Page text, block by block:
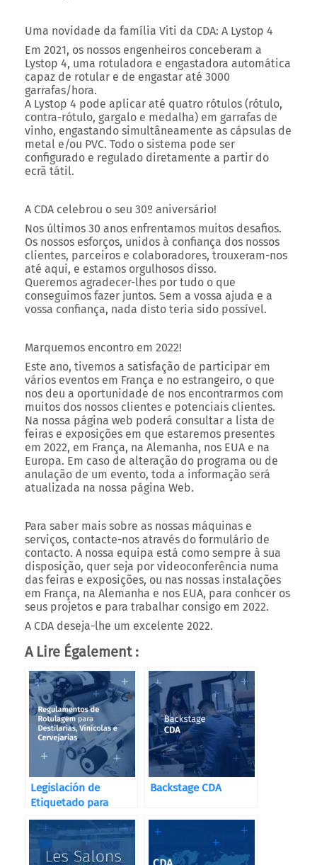
Uma novidade da família Viti da CDA: A Lystop 4
Em 2021, os nossos engenheiros conceberam a
Lystop 4, uma rotuladora e engastadora automática
capaz de rotular e de engastar até 3000
garrafas/hora.
A Lystop 4 pode aplicar até quatro rótulos (rótulo,
contra-rótulo, gargalo e medalha) em garrafas de
vinho, engastando simultâneamente as cápsulas de
metal e/ou PVC. Todo o sistema pode ser
configurado e regulado diretamente a partir do
ecrã tátil.
A CDA celebrou o seu 30º aniversário!
Nos últimos 30 anos enfrentamos muitos desafios.
Os nossos esforços, unidos à confiança dos nossos
clientes, parceiros e colaboradores, trouxeram-nos
até aqui, e estamos orgulhosos disso.
Queremos agradecer-lhes por tudo o que
conseguimos fazer juntos. Sem a vossa ajuda e a
vossa confiança, nada disto teria sido possível.
Marquemos encontro em 2022!
Este ano, tivemos a satisfação de participar em
vários eventos em França e no estrangeiro, o que
nos deu a oportunidade de nos encontrarmos com
muitos dos nossos clientes e potenciais clientes.
Na nossa página web poderá consultar a lista de
feiras e exposições em que estaremos presentes
em 2022, em França, na Alemanha, nos EUA e na
Europa. Em caso de alteração do programa ou de
anulação de um evento, toda a informação será
atualizada na nossa página Web.
Para saber mais sobre as nossas máquinas e
serviços, contacte-nos através do formulário de
contacto. A nossa equipa está como sempre à sua
disposição, quer seja por videoconferência numa
das feiras e exposições, ou nas nossas instalações
em França, na Alemanha e nos EUA, para conhcer os
seus projetos e para trabalhar consigo em 2022.
A CDA deseja-lhe um excelente 2022.
A Lire Également :
Legislación de
Etiquetado para
Destilerías, Bodegas
y Cervecerías
Backstage CDA